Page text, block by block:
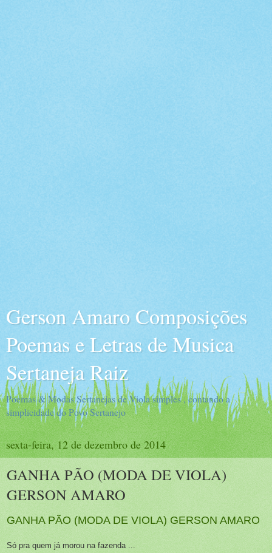
Gerson Amaro Composições
Poemas e Letras de Musica
Sertaneja Raiz
Poemas & Modas Sertanejas de Viola simples , contando a
simplicidade do Povo Sertanejo
sexta-feira, 12 de dezembro de 2014
GANHA PÃO (MODA DE VIOLA)
GERSON AMARO
GANHA PÃO (MODA DE VIOLA) GERSON AMARO
Só pra quem já morou na fazenda ...